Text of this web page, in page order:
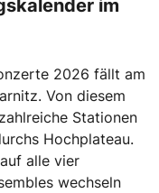
im
2026 fällt am
Von diesem
Stationen
Hochplateau.
alle vier
wechseln